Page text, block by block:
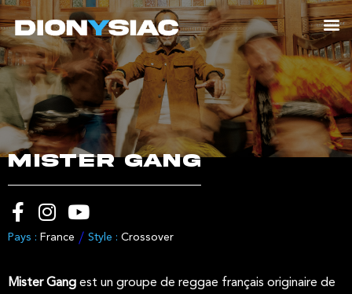
MISTER GANG
Pays : France Style : Crossover
Mister Gang est un groupe de reggae français originaire de